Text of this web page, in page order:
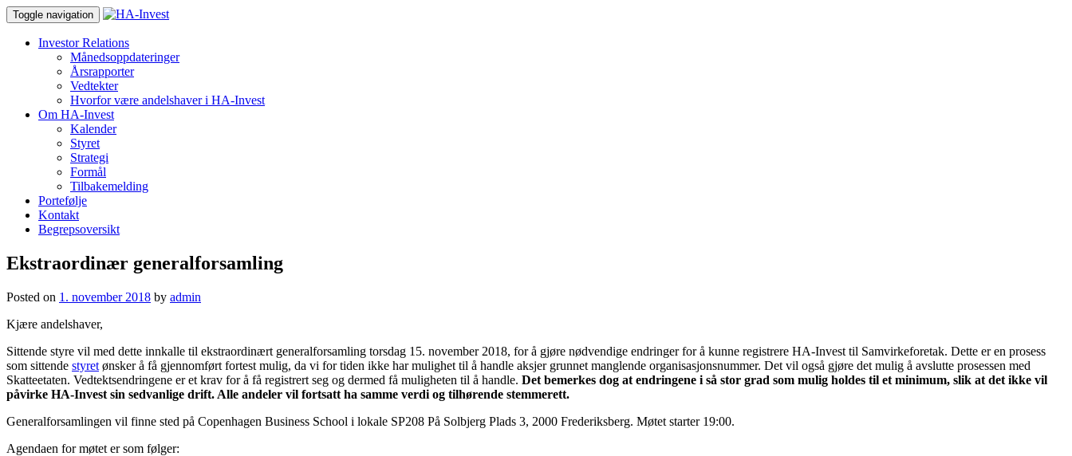
Toggle navigation
Investor Relations
Månedsoppdateringer
Årsrapporter
Vedtekter
Hvorfor være andelshaver i HA-Invest
Om HA-Invest
Kalender
Styret
Strategi
Formål
Tilbakemelding
Portefølje
Kontakt
Begrepsoversikt
Ekstraordinær generalforsamling
Posted on 1. november 2018 by admin
Kjære andelshaver,
Sittende styre vil med dette innkalle til ekstraordinært generalforsamling torsdag 15. november 2018, for å gjøre nødvendige endringer for å kunne registrere HA-Invest til Samvirkeforetak. Dette er en prosess
som sittende styret ønsker å få gjennomført fortest mulig, da vi for tiden ikke har mulighet til å handle aksjer grunnet manglende organisasjonsnummer. Det vil også gjøre det mulig å avslutte prosessen med
Skatteetaten. Vedtektsendringene er et krav for å få registrert seg og dermed få muligheten til å handle. Det bemerkes dog at endringene i så stor grad som mulig holdes til et minimum, slik at det ikke vil
påvirke HA-Invest sin sedvanlige drift. Alle andeler vil fortsatt ha samme verdi og tilhørende stemmerett.
Generalforsamlingen vil finne sted på Copenhagen Business School i lokale SP208 På Solbjerg Plads 3, 2000 Frederiksberg. Møtet starter 19:00.
Agendaen for møtet er som følger: